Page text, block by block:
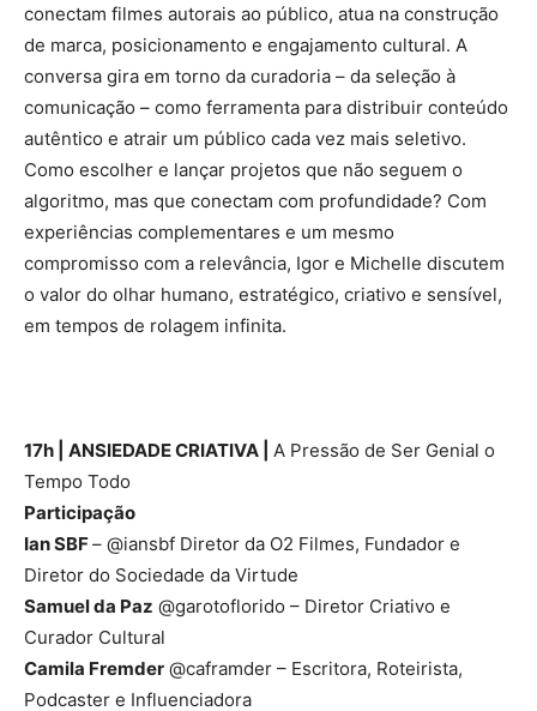
conectam filmes autorais ao público, atua na construção
de marca, posicionamento e engajamento cultural. A
conversa gira em torno da curadoria – da seleção à
comunicação – como ferramenta para distribuir conteúdo
autêntico e atrair um público cada vez mais seletivo.
Como escolher e lançar projetos que não seguem o
algoritmo, mas que conectam com profundidade? Com
experiências complementares e um mesmo
compromisso com a relevância, Igor e Michelle discutem
o valor do olhar humano, estratégico, criativo e sensível,
em tempos de rolagem infinita.
17h | ANSIEDADE CRIATIVA | A Pressão de Ser Genial o
Tempo Todo
Participação
Ian SBF– @iansbf Diretor da O2 Filmes, Fundador e
Diretor do Sociedade da Virtude
Samuel da Paz @garotoflorido – Diretor Criativo e
Curador Cultural
Camila Fremder @caframder – Escritora, Roteirista,
Podcaster e Influenciadora